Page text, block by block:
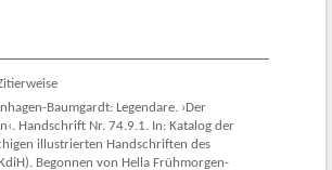
Baumgardt: Legendare. ›Der
Handschrift Nr. 74.9.1. In: Katalog der
illustrierten Handschriften des
Begonnen von Hella Frühmorgen-